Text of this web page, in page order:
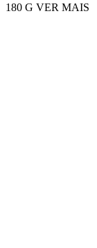
180 G VER MAIS